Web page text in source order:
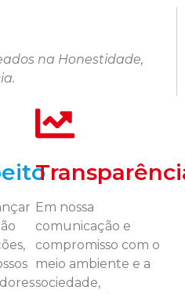
na Honestidade,
Em nossa
comunicação e
compromisso com o
meio ambiente e a
sociedade,